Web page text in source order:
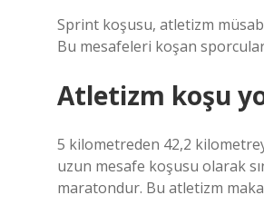
Sprint koşusu, atletizm
Bu mesafeleri koşan
Atletizm koşu
5 kilometreden 42,2
uzun mesafe koşusu olarak
maratondur. Bu atletizm